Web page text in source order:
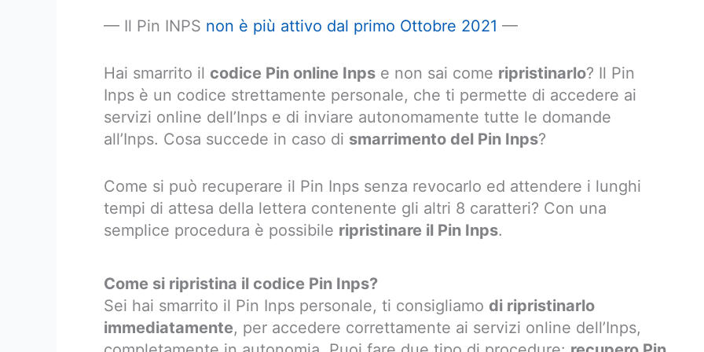
— Il Pin INPS non è più attivo dal primo Ottobre 2021 —
Hai smarrito il codice Pin online Inps e non sai come ripristinarlo? Il Pin
Inps è un codice strettamente personale, che ti permette di accedere ai
servizi online dell’Inps e di inviare autonomamente tutte le domande
all’Inps. Cosa succede in caso di smarrimento del Pin Inps?
Come si può recuperare il Pin Inps senza revocarlo ed attendere i lunghi
tempi di attesa della lettera contenente gli altri 8 caratteri? Con una
semplice procedura è possibile ripristinare il Pin Inps.
Come si ripristina il codice Pin Inps?
Sei hai smarrito il Pin Inps personale, ti consigliamo di ripristinarlo
immediatamente, per accedere correttamente ai servizi online dell’Inps,